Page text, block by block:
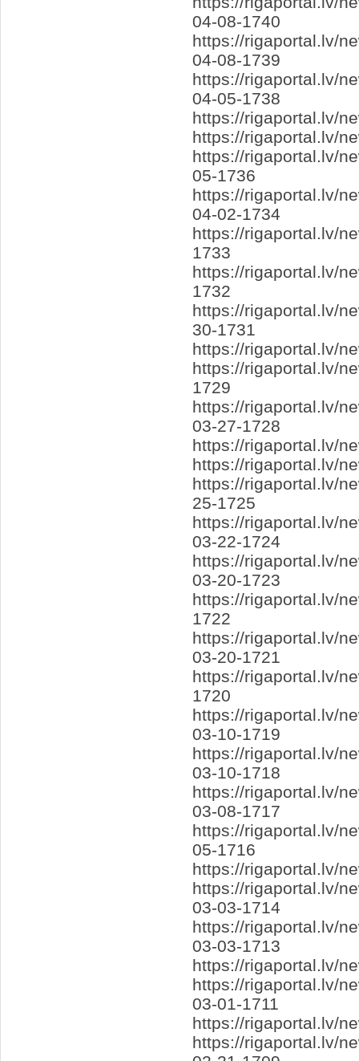
04-08-1740
https://rigaportal.lv/
04-08-1739
https://rigaportal.lv/
04-05-1738
https://rigaportal.lv/
https://rigaportal.lv/
https://rigaportal.lv/
05-1736
https://rigaportal.lv/
04-02-1734
https://rigaportal.lv/
1733
https://rigaportal.lv/
1732
https://rigaportal.lv/
30-1731
https://rigaportal.lv/
https://rigaportal.lv/
1729
https://rigaportal.lv/
03-27-1728
https://rigaportal.lv/
https://rigaportal.lv/
https://rigaportal.lv/
25-1725
https://rigaportal.lv/
03-22-1724
https://rigaportal.lv/
03-20-1723
https://rigaportal.lv/
1722
https://rigaportal.lv/
03-20-1721
https://rigaportal.lv/
1720
https://rigaportal.lv/
03-10-1719
https://rigaportal.lv/
03-10-1718
https://rigaportal.lv/
03-08-1717
https://rigaportal.lv/
05-1716
https://rigaportal.lv/
https://rigaportal.lv/
03-03-1714
https://rigaportal.lv/
03-03-1713
https://rigaportal.lv/
https://rigaportal.lv/
03-01-1711
https://rigaportal.lv/
https://rigaportal.lv/